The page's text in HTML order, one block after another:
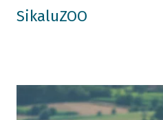
SikaluZOO